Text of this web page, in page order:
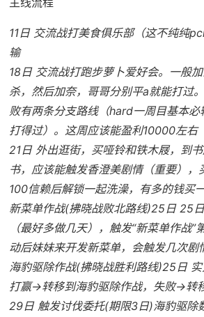
11日 交流战打美食俱乐部（这不纯纯
输
18日 交流战打跑步萝卜爱好会。一般
杀，然后加奈，哥哥分别平a就能打过
败有两条分支路线（hard一周目基本
打得过）。这周应该能盈利10000左右
21日 外出逛街，买哑铃和铁木屐，到
书，应该能触发香澄美剧情（重要），
100信赖后解锁一起洗澡，有多的钱买
新菜单作战(拂晓战败北路线)25日 25
（最好多做几天），触发“新菜单作战”
动后妹妹来开发新菜单，会触发几次剧
海豹驱除作战(拂晓战胜利路线)25日
打赢→转移到海豹驱除作战，失败→转
29日 触发讨伐委托(期限3日)海豹驱除